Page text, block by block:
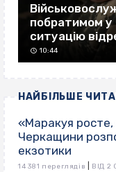
побратимом у
ситуацію
10:44
НАЙБІЛЬШЕ
«Маракуя росте,
Черкащини
екзотики
14 381 переглядів ВІД 2